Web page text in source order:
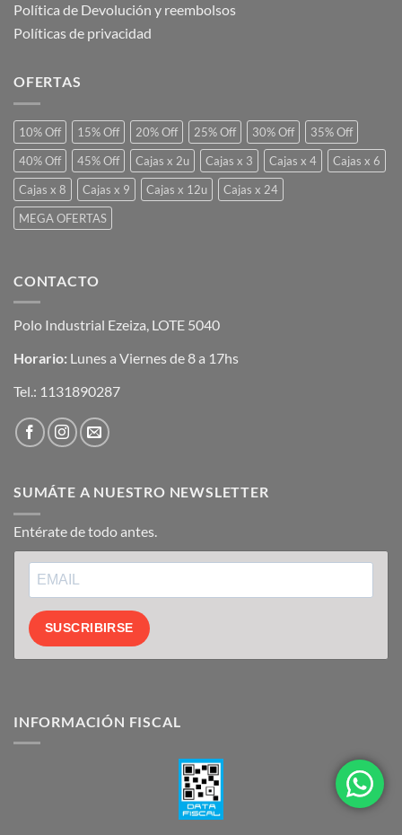
Política de Devolución y reembolsos
Políticas de privacidad
OFERTAS
10% Off 15% Off 20% Off 25% Off 30% Off
35% Off
40% Off
45% Off Cajas x 2u Cajas x 3 Cajas x 4
Cajas x 6
Cajas x 8
Cajas x 9 Cajas x 12u
Cajas x 24
MEGA OFERTAS
CONTACTO
Polo Industrial Ezeiza, LOTE 5040
Horario: Lunes a Viernes de 8 a 17hs
Tel.: 1131890287
SUMÁTE A NUESTRO NEWSLETTER
Entérate de todo antes.
SUSCRIBIRSE
INFORMACIÓN FISCAL